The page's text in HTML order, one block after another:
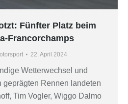
Fünfter Platz beim
Francorchamps
22. April 2024
Wetterwechsel und
geprägten Rennen landeten
Tim Vogler, Wiggo Dalmo